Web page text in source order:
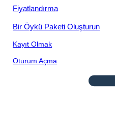
Fiyatlandırma
Bir Öykü Paketi Oluşturun
Kayıt Olmak
Oturum Açma
Slayt gösterisi
olarak
görüntüle